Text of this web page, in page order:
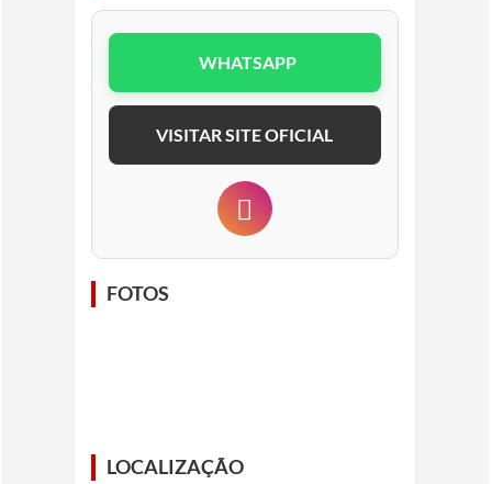
WHATSAPP
VISITAR SITE OFICIAL
FOTOS
LOCALIZAÇÃO